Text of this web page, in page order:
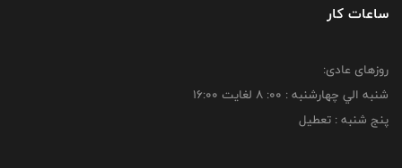
ساعات کار
روزهای عادی:
شنبه الي چهارشنبه : 00: 8 لغايت 16:00
پنج شنبه : تعطیل